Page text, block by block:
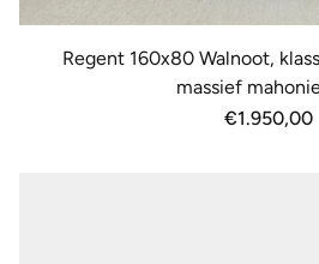
Regent 160x80 Walnoot,
massief
Normale
€1.950,00